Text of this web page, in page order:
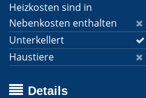
Heizkosten sind in
Nebenkosten enthalten
Unterkellert
Haustiere
Details